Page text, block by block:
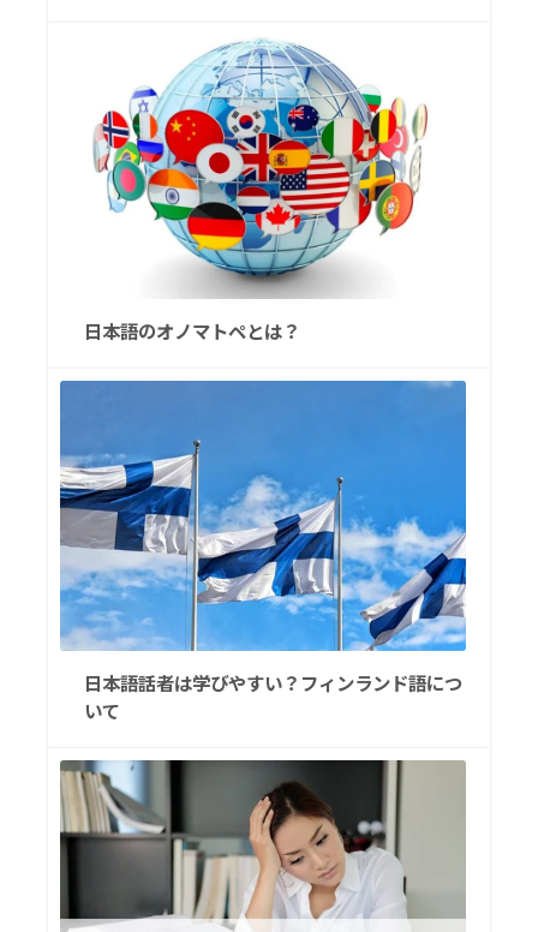
日本語のオノマトペとは？
日本語話者は学びやすい？フィンランド語につ
いて